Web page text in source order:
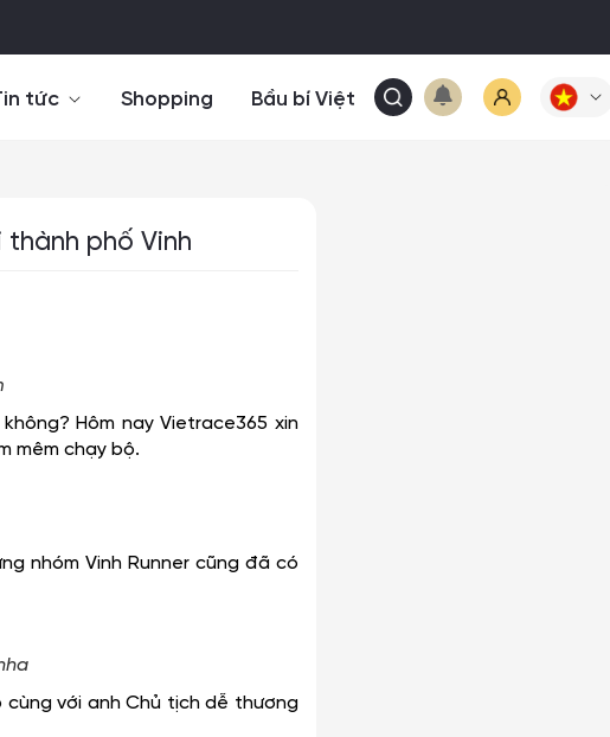
tức Shopping Bầu bí Việt
phố Vinh
Hôm nay Vietrace365 xin
mêm chạy bộ.
nhóm Vinh Runner cũng đã có
cùng với anh Chủ tịch dễ thương